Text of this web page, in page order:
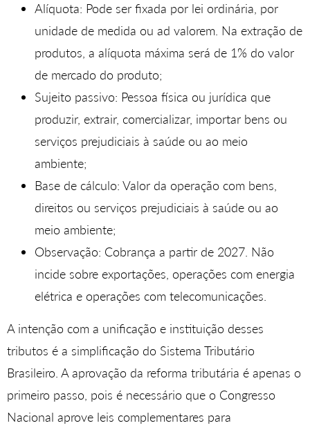
Alíquota: Pode ser fixada por lei ordinária, por
unidade de medida ou ad valorem. Na extração de
produtos, a alíquota máxima será de 1% do valor
de mercado do produto;
Sujeito passivo: Pessoa física ou jurídica que
produzir, extrair, comercializar, importar bens ou
serviços prejudiciais à saúde ou ao meio
ambiente;
Base de cálculo: Valor da operação com bens,
direitos ou serviços prejudiciais à saúde ou ao
meio ambiente;
Observação: Cobrança a partir de 2027. Não
incide sobre exportações, operações com energia
elétrica e operações com telecomunicações.
A intenção com a unificação e instituição desses
tributos é a simplificação do Sistema Tributário
Brasileiro. A aprovação da reforma tributária é apenas o
primeiro passo, pois é necessário que o Congresso
Nacional aprove leis complementares para